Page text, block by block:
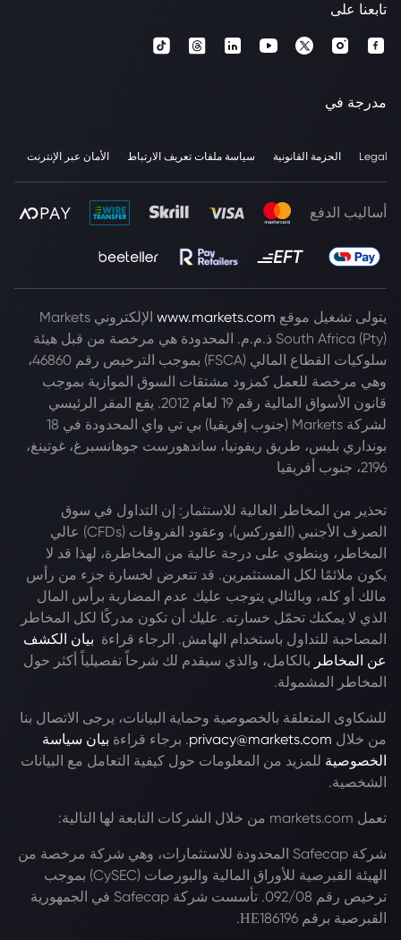
تابعنا على
مدرجة في
Legal الحزمة القانونية سياسة ملفات تعريف الارتباط الأمان عبر الإنترنت
أساليب الدفع
يتولى تشغيل موقع www.markets.com
الإلكتروني Markets
South Africa (Pty) ذ.م.م. المحدودة هي مرخصة من قبل هيئة
سلوكيات القطاع المالي (FSCA) بموجب الترخيص رقم 46860،
وهي مرخصة للعمل كمزود مشتقات السوق الموازية بموجب
قانون الأسواق المالية رقم 19 لعام 2012. يقع المقر الرئيسي
لشركة Markets (جنوب إفريقيا) بي تي واي المحدودة في 18
بونداري بليس، طريق ريفونيا، ساندهورست جوهانسبرغ، غوتينغ،
2196، جنوب أفريقيا
تحذير من المخاطر العالية للاستثمار: إن التداول في سوق
الصرف الأجنبي (الفوركس)، وعقود الفروقات (CFDs) عالي
المخاطر، وينطوي على درجة عالية من المخاطرة، لهذا قد لا
يكون ملائمًا لكل المستثمرين. قد تتعرض لخسارة جزء من رأس
مالك أو كله، وبالتالي يتوجب عليك عدم المضاربة برأس المال
الذي لا يمكنك تحمّل خسارته. عليك أن تكون مدركًا لكل المخاطر
المصاحبة للتداول باستخدام الهامش. الرجاء قراءة بيان الكشف
عن المخاطر بالكامل، والذي سيقدم لك شرحاً تفصيلياً أكثر حول
المخاطر المشمولة.
للشكاوى المتعلقة بالخصوصية وحماية البيانات، يرجى الاتصال بنا
من خلال privacy@markets.com. برجاء قراءة بيان سياسة
الخصوصية للمزيد من المعلومات حول كيفية التعامل مع البيانات
الشخصية.
تعمل markets.com من خلال الشركات التابعة لها التالية:
شركة Safecap المحدودة للاستثمارات، وهي شركة مرخصة من
الهيئة القبرصية للأوراق المالية والبورصات (CySEC) بموجب
ترخيص رقم 092/08. تأسست شركة Safecap في الجمهورية
القبرصية برقم ΗΕ186196.